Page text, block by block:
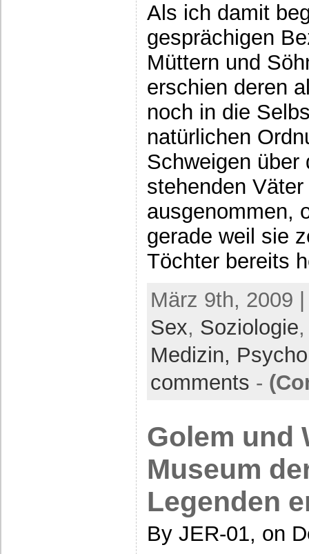
Als ich damit
gesprächigen
Müttern und
erschien deren
noch in die
natürlichen
Schweigen über
stehenden
ausgenommen,
gerade weil sie
Töchter bereits
März 9th, 2009
Sex, Soziologie
Medizin,
comments -
Golem und
Museum
Legenden
By JER-01, on